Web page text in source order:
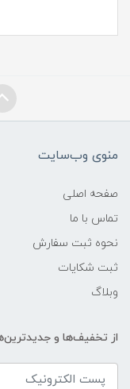
منوی وب‌سایت
صفحه اصلی
تماس با ما
نحوه ثبت سفارش
ثبت شکایات
وبلاگ
از تخفیف‌ها و